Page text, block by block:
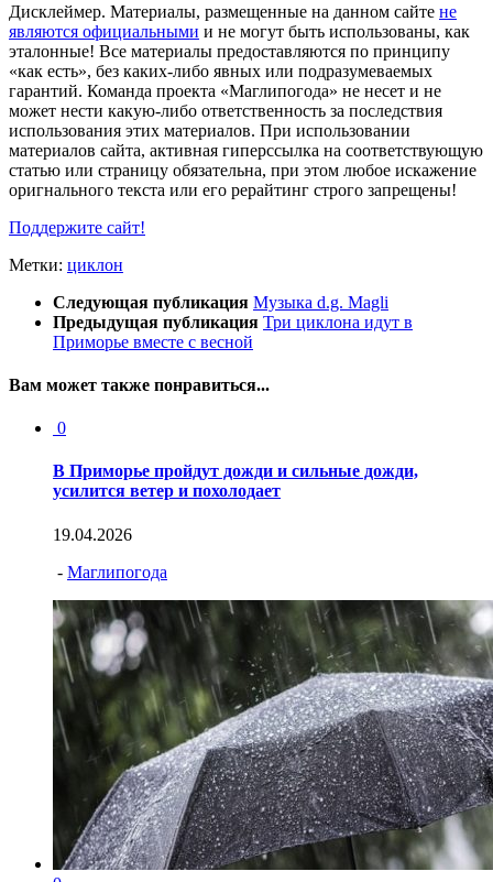
Дисклеймер. Материалы, размещенные на данном сайте не
являются официальными и не могут быть использованы, как
эталонные! Все материалы предоставляются по принципу
«как есть», без каких-либо явных или подразумеваемых
гарантий. Команда проекта «Маглипогода» не несет и не
может нести какую-либо ответственность за последствия
использования этих материалов. При использовании
материалов сайта, активная гиперссылка на соответствующую
статью или страницу обязательна, при этом любое искажение
оригнального текста или его рерайтинг строго запрещены!
Поддержите сайт!
Метки: циклон
Следующая публикация Музыка d.g. Magli
Предыдущая публикация Три циклона идут в
Приморье вместе с весной
Вам может также понравиться...
0
В Приморье пройдут дожди и сильные дожди,
усилится ветер и похолодает
19.04.2026
- Маглипогода